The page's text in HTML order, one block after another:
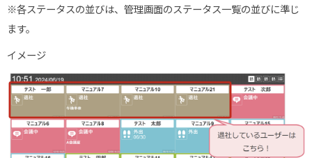
※各ステータスの並びは、管理画面のステータス一覧の並びに準じ
ます。
イメージ